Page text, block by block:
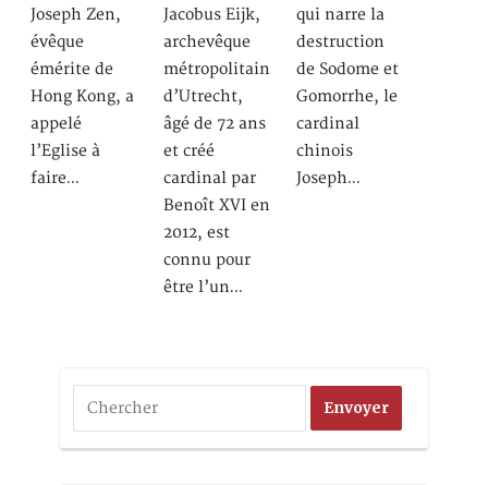
Joseph Zen,
évêque
émérite de
Hong Kong, a
appelé
l’Eglise à
faire…
Jacobus Eijk,
archevêque
métropolitain
d’Utrecht,
âgé de 72 ans
et créé
cardinal par
Benoît XVI en
2012, est
connu pour
être l’un…
qui narre la
destruction
de Sodome et
Gomorrhe, le
cardinal
chinois
Joseph…